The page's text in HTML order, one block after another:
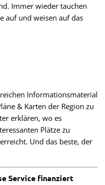
Immer wieder tauchen
auf und weisen auf das
Informationsmaterial
& Karten der Region zu
erklären, wo es
Plätze zu
Und das beste, der
Service finanziert